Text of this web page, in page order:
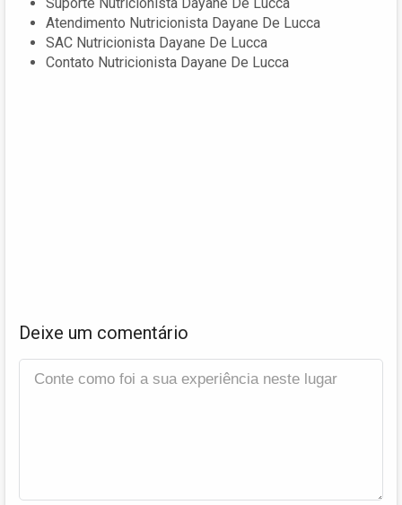
Atendimento Nutricionista Dayane De Lucca
SAC Nutricionista Dayane De Lucca
Contato Nutricionista Dayane De Lucca
Deixe um comentário